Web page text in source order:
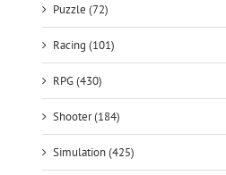
Puzzle (72)
Racing (101)
RPG (430)
Shooter (184)
Simulation (425)